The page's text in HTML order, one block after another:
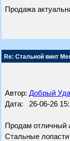
Продажа
Re: Стальной винт
Автор: Добрый
Дата: 26-06-26
Продам отличный
Стальные